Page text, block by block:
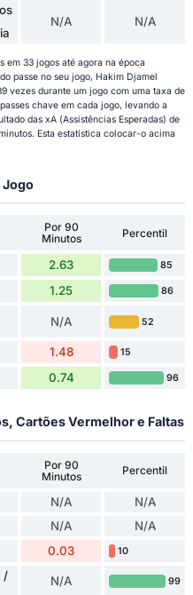
N/A N/A
em 33 jogos até agora na época
passe no seu jogo, Hakim Djamel
vezes durante um jogo com uma taxa de
chave em cada jogo, levando a
das xA (Assistências Esperadas) de
Esta estatística colocar-o acima
Jogo
Por 90
Minutos
Percentil
2.63 85
1.25 86
N/A 52
1.48 15
0.74 96
Cartões Vermelhor e Faltas
Por 90
Minutos
Percentil
N/A N/A
N/A N/A
0.03 10
/
N/A 99